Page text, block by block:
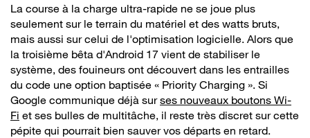
La course à la charge ultra-rapide ne se joue plus
seulement sur le terrain du matériel et des watts bruts,
mais aussi sur celui de l'optimisation logicielle. Alors que
la troisième bêta d'Android 17 vient de stabiliser le
système, des fouineurs ont découvert dans les entrailles
du code une option baptisée « Priority Charging ». Si
Google communique déjà surses nouveaux boutons Wi-
Fi et ses bulles de multitâche, il reste très discret sur cette
pépite qui pourrait bien sauver vos départs en retard.